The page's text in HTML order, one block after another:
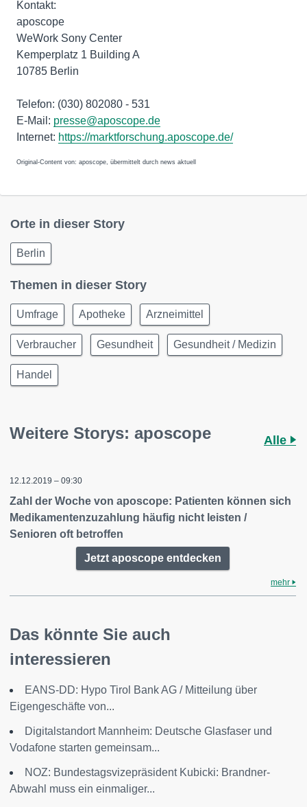
Kontakt:
aposcope
WeWork Sony Center
Kemperplatz 1 Building A
10785 Berlin
Telefon: (030) 802080 - 531
E-Mail: presse@aposcope.de
Internet: https://marktforschung.aposcope.de/
Original-Content von: aposcope, übermittelt durch news aktuell
Orte in dieser Story
Berlin
Themen in dieser Story
Umfrage Apotheke Arzneimittel
Verbraucher Gesundheit Gesundheit / Medizin
Handel
Weitere Storys: aposcope Alle
12.12.2019 – 09:30
Zahl der Woche von aposcope: Patienten können sich
Medikamentenzuzahlung häufig nicht leisten /
Senioren oft betroffen
Jetzt aposcope entdecken
mehr
Das könnte Sie auch
interessieren
EANS-DD: Hypo Tirol Bank AG / Mitteilung über
Eigengeschäfte von...
Digitalstandort Mannheim: Deutsche Glasfaser und
Vodafone starten gemeinsam...
NOZ: Bundestagsvizepräsident Kubicki: Brandner-
Abwahl muss ein einmaliger...